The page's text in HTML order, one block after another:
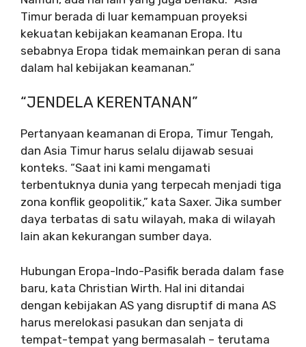
Timur berada di luar kemampuan proyeksi
kekuatan kebijakan keamanan Eropa. Itu
sebabnya Eropa tidak memainkan peran di sana
dalam hal kebijakan keamanan.”
“JENDELA KERENTANAN”
Pertanyaan keamanan di Eropa, Timur Tengah,
dan Asia Timur harus selalu dijawab sesuai
konteks. “Saat ini kami mengamati
terbentuknya dunia yang terpecah menjadi tiga
zona konflik geopolitik,” kata Saxer. Jika sumber
daya terbatas di satu wilayah, maka di wilayah
lain akan kekurangan sumber daya.
Hubungan Eropa-Indo-Pasifik berada dalam fase
baru, kata Christian Wirth. Hal ini ditandai
dengan kebijakan AS yang disruptif di mana AS
harus merelokasi pasukan dan senjata di
tempat-tempat yang bermasalah – terutama